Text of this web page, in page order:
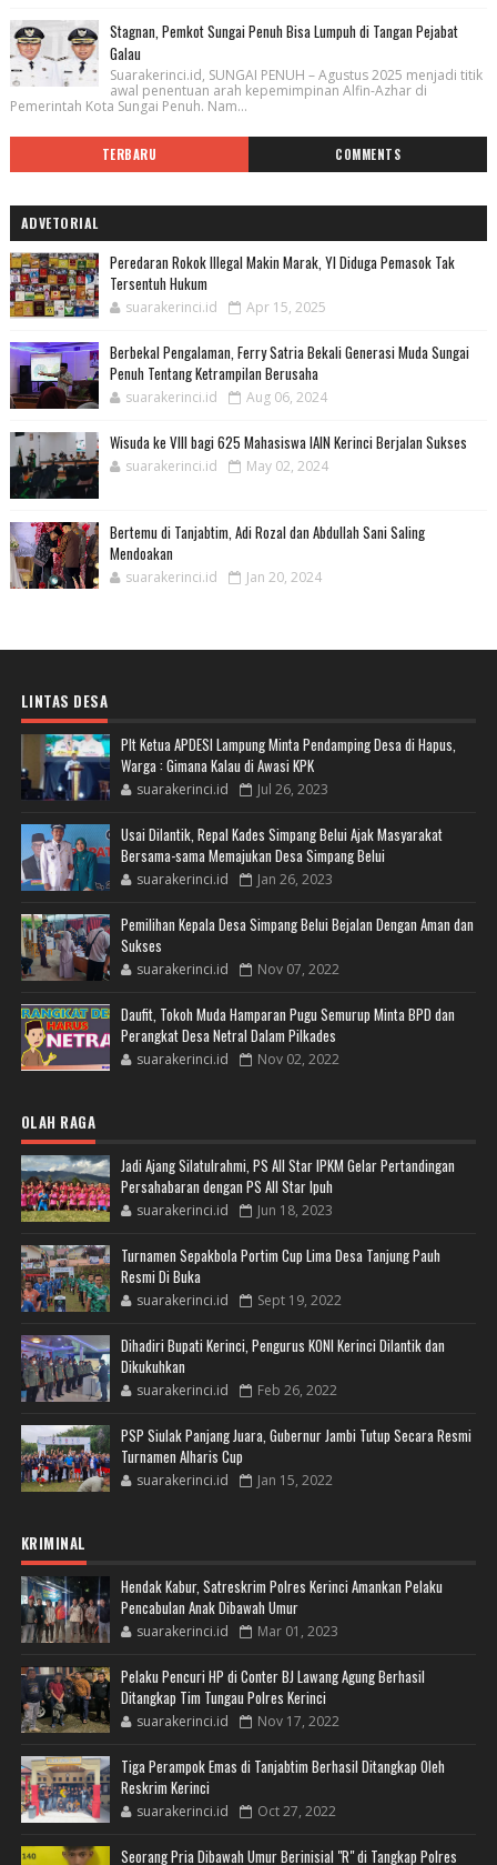
Stagnan, Pemkot Sungai Penuh Bisa Lumpuh di Tangan Pejabat
Galau
Suarakerinci.id, SUNGAI PENUH – Agustus 2025 menjadi titik
awal penentuan arah kepemimpinan Alfin-Azhar di
Pemerintah Kota Sungai Penuh. Nam...
TERBARU COMMENTS
ADVETORIAL
Peredaran Rokok Illegal Makin Marak, YI Diduga Pemasok Tak
Tersentuh Hukum
suarakerinci.id Apr 15, 2025
Berbekal Pengalaman, Ferry Satria Bekali Generasi Muda Sungai
Penuh Tentang Ketrampilan Berusaha
suarakerinci.id Aug 06, 2024
Wisuda ke VIII bagi 625 Mahasiswa IAIN Kerinci Berjalan Sukses
suarakerinci.id May 02, 2024
Bertemu di Tanjabtim, Adi Rozal dan Abdullah Sani Saling
Mendoakan
suarakerinci.id Jan 20, 2024
LINTAS DESA
Plt Ketua APDESI Lampung Minta Pendamping Desa di Hapus,
Warga : Gimana Kalau di Awasi KPK
suarakerinci.id Jul 26, 2023
Usai Dilantik, Repal Kades Simpang Belui Ajak Masyarakat
Bersama-sama Memajukan Desa Simpang Belui
suarakerinci.id Jan 26, 2023
Pemilihan Kepala Desa Simpang Belui Bejalan Dengan Aman dan
Sukses
suarakerinci.id Nov 07, 2022
Daufit, Tokoh Muda Hamparan Pugu Semurup Minta BPD dan
Perangkat Desa Netral Dalam Pilkades
suarakerinci.id Nov 02, 2022
OLAH RAGA
Jadi Ajang Silatulrahmi, PS All Star IPKM Gelar Pertandingan
Persahabaran dengan PS All Star Ipuh
suarakerinci.id Jun 18, 2023
Turnamen Sepakbola Portim Cup Lima Desa Tanjung Pauh
Resmi Di Buka
suarakerinci.id Sept 19, 2022
Dihadiri Bupati Kerinci, Pengurus KONI Kerinci Dilantik dan
Dikukuhkan
suarakerinci.id Feb 26, 2022
PSP Siulak Panjang Juara, Gubernur Jambi Tutup Secara Resmi
Turnamen Alharis Cup
suarakerinci.id Jan 15, 2022
KRIMINAL
Hendak Kabur, Satreskrim Polres Kerinci Amankan Pelaku
Pencabulan Anak Dibawah Umur
suarakerinci.id Mar 01, 2023
Pelaku Pencuri HP di Conter BJ Lawang Agung Berhasil
Ditangkap Tim Tungau Polres Kerinci
suarakerinci.id Nov 17, 2022
Tiga Perampok Emas di Tanjabtim Berhasil Ditangkap Oleh
Reskrim Kerinci
suarakerinci.id Oct 27, 2022
Seorang Pria Dibawah Umur Berinisial "R" di Tangkap Polres